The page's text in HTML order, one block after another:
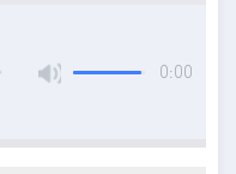
0:00